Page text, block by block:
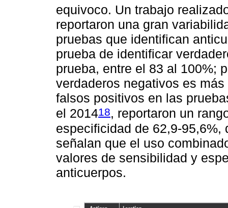
equivoco. Un trabajo
reportaron una gran
pruebas que identifican
prueba de identificar
prueba, entre el 83 al 100%;
verdaderos negativos es
falsos positivos en las
el 201418, reportaron un
especificidad de 62,9-95,6%,
señalan que el uso
valores de sensibilidad y
anticuerpos.